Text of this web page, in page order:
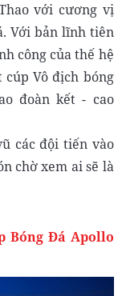
với cương vị
Với bản lĩnh tiên
công của thế hệ
Vô địch bóng
đoàn kết - cao
các đội tiến vào
chờ xem ai sẽ là
Bóng Đá Apollo